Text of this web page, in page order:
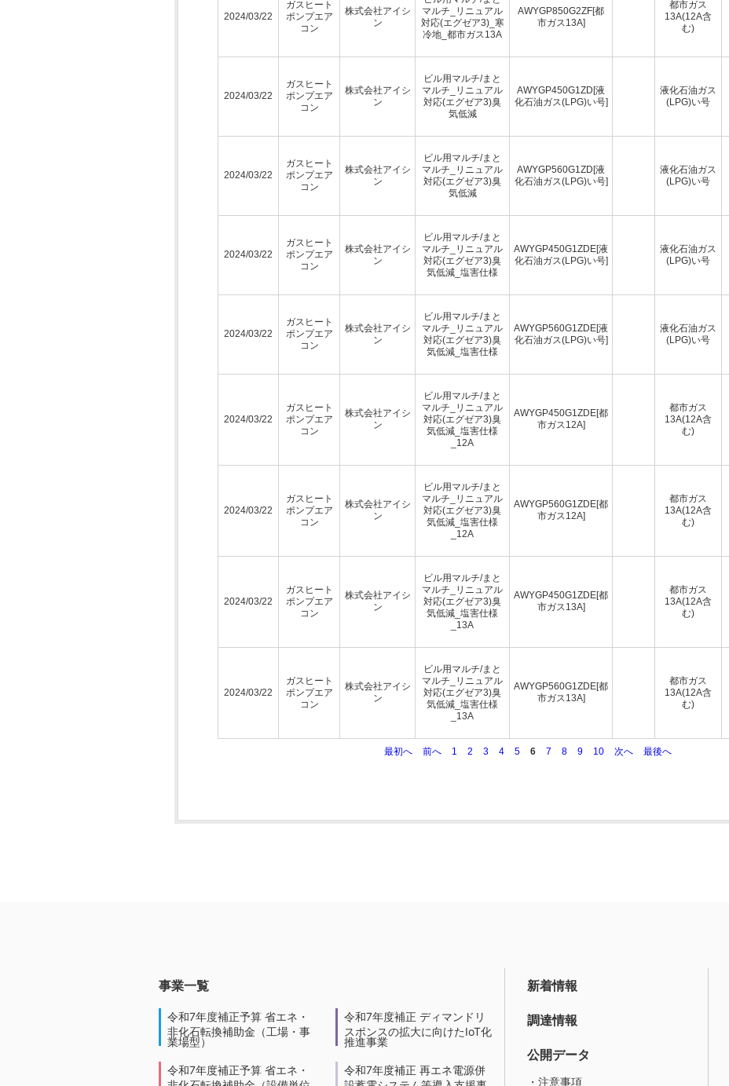
2024/03/22
ガスヒート
ポンプエア
コン
株式会社アイシ
ン
マルチ_リニュアル
対応(エグゼア3)_寒
冷地_都市ガス13A
AWYGP850G2ZF[都
市ガス13A]
都市ガス
13A(12A含
む)
2024/03/22
ガスヒート
ポンプエア
コン
株式会社アイシ
ン
ビル用マルチ/まと
マルチ_リニュアル
対応(エグゼア3)臭
気低減
AWYGP450G1ZD[液
化石油ガス(LPG)い号]
液化石油ガス
(LPG)い号
2024/03/22
ガスヒート
ポンプエア
コン
株式会社アイシ
ン
ビル用マルチ/まと
マルチ_リニュアル
対応(エグゼア3)臭
気低減
AWYGP560G1ZD[液
化石油ガス(LPG)い号]
液化石油ガス
(LPG)い号
2024/03/22
ガスヒート
ポンプエア
コン
株式会社アイシ
ン
ビル用マルチ/まと
マルチ_リニュアル
対応(エグゼア3)臭
気低減_塩害仕様
AWYGP450G1ZDE[液
化石油ガス(LPG)い号]
液化石油ガス
(LPG)い号
2024/03/22
ガスヒート
ポンプエア
コン
株式会社アイシ
ン
ビル用マルチ/まと
マルチ_リニュアル
対応(エグゼア3)臭
気低減_塩害仕様
AWYGP560G1ZDE[液
化石油ガス(LPG)い号]
液化石油ガス
(LPG)い号
2024/03/22
ガスヒート
ポンプエア
コン
株式会社アイシ
ン
ビル用マルチ/まと
マルチ_リニュアル
対応(エグゼア3)臭
気低減_塩害仕様
_12A
AWYGP450G1ZDE[都
市ガス12A]
都市ガス
13A(12A含
む)
2024/03/22
ガスヒート
ポンプエア
コン
株式会社アイシ
ン
ビル用マルチ/まと
マルチ_リニュアル
対応(エグゼア3)臭
気低減_塩害仕様
_12A
AWYGP560G1ZDE[都
市ガス12A]
都市ガス
13A(12A含
む)
2024/03/22
ガスヒート
ポンプエア
コン
株式会社アイシ
ン
ビル用マルチ/まと
マルチ_リニュアル
対応(エグゼア3)臭
気低減_塩害仕様
_13A
AWYGP450G1ZDE[都
市ガス13A]
都市ガス
13A(12A含
む)
2024/03/22
ガスヒート
ポンプエア
コン
株式会社アイシ
ン
ビル用マルチ/まと
マルチ_リニュアル
対応(エグゼア3)臭
気低減_塩害仕様
_13A
AWYGP560G1ZDE[都
市ガス13A]
都市ガス
13A(12A含
む)
最初へ 前へ 1 2 3 4 5 6 7 8 9 10 次へ 最後へ
事業一覧
令和7年度補正予算 省エネ・
非化石転換補助金（工場・事
業場型）
令和7年度補正予算 省エネ・
令和7年度補正 ディマンドリ
スポンスの拡大に向けたIoT化
推進事業
令和7年度補正 再エネ電源併
新着情報
調達情報
公開データ
・注意事項